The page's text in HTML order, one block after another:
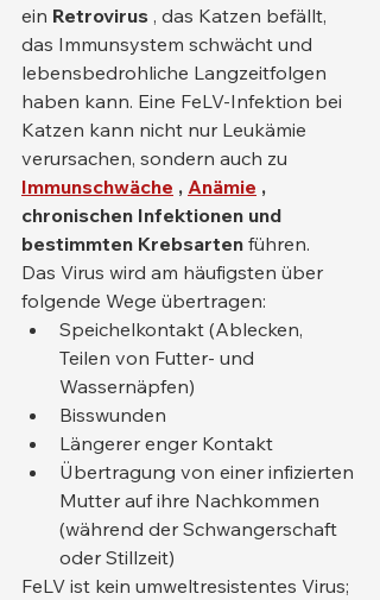
ein Retrovirus , das Katzen befällt,
das Immunsystem schwächt und
lebensbedrohliche Langzeitfolgen
haben kann. Eine FeLV-Infektion bei
Katzen kann nicht nur Leukämie
verursachen, sondern auch zu
Immunschwäche , Anämie ,
chronischen Infektionen und
bestimmten Krebsarten führen.
Das Virus wird am häufigsten über
folgende Wege übertragen:
Speichelkontakt (Ablecken,
Teilen von Futter- und
Wassernäpfen)
Bisswunden
Längerer enger Kontakt
Übertragung von einer infizierten
Mutter auf ihre Nachkommen
(während der Schwangerschaft
oder Stillzeit)
FeLV ist kein umweltresistentes Virus;